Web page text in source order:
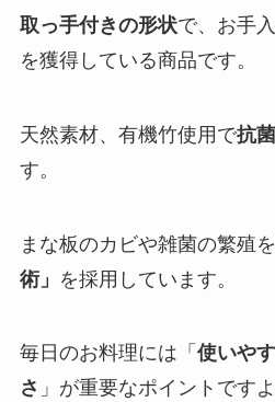
取っ手付きの形状で、お手
を獲得している商品です。
天然素材、有機竹使用で抗
す。
まな板のカビや雑菌の繁殖
術」 を採用しています。
毎日のお料理には「 使いや
さ 」が重要なポイントですよ